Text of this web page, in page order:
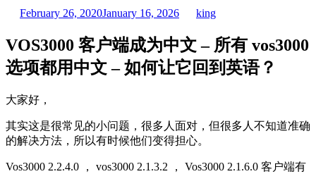
February 26, 2020January 16, 2026 king
VOS3000 客户端成为中文 – 所有 vos3000
选项都用中文 – 如何让它回到英语？
大家好，
其实这是很常见的小问题，很多人面对，但很多人不知道准确
的解决方法，所以有时候他们变得担心。
Vos3000 2.2.4.0 ， vos3000 2.1.3.2 ， Vos3000 2.1.6.0 客户端有